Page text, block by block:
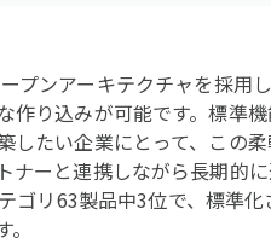
プンアーキテクチャを採
作り込みが可能です。標準
したい企業にとって、この
ーと連携しながら長期的
ゴリ63製品中3位で、標準